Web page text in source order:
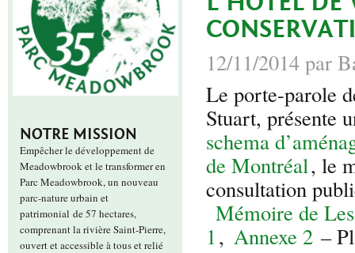
12/11/2014 par
Le porte-parole
Stuart, présente
schema
de Montréal, le
consultation
Mémoire de
1, Annexe 2 –
NOTRE MISSION
Empêcher le développement de
Meadowbrook et le transformer en
Parc Meadowbrook, un nouveau
parc-nature urbain et
patrimonial de 57 hectares,
comprenant la rivière Saint-Pierre,
ouvert et accessible à tous et relié